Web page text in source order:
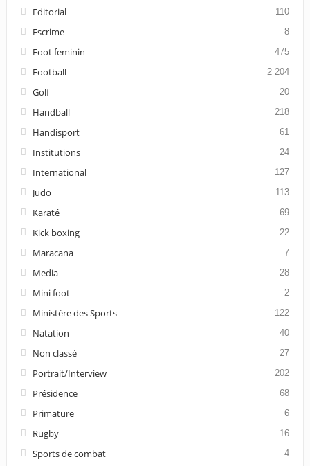
Editorial 110
Escrime 8
Foot feminin 475
Football 2 204
Golf 20
Handball 218
Handisport 61
Institutions 24
International 127
Judo 113
Karaté 69
Kick boxing 22
Maracana 7
Media 28
Mini foot 2
Ministère des Sports 122
Natation 40
Non classé 27
Portrait/Interview 202
Présidence 68
Primature 6
Rugby 16
Sports de combat 4